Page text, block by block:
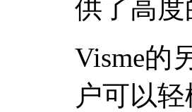
供了高
Visme的
户可以